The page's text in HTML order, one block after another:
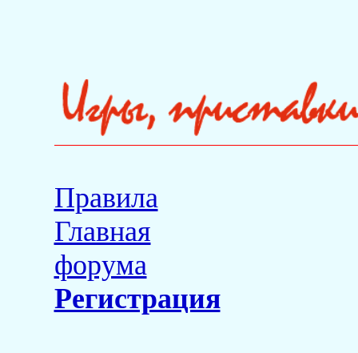
Правила
Главная
форума
Регистрация